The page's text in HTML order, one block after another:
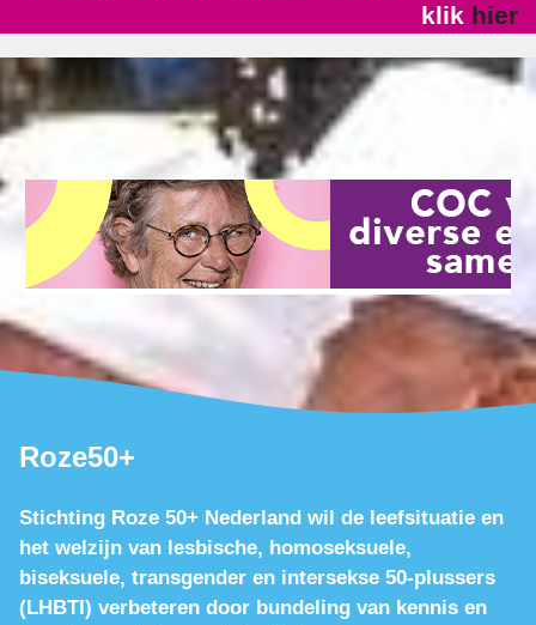
klik hier
Roze50+
Stichting Roze 50+ Nederland wil de leefsituatie en
het welzijn van lesbische, homoseksuele,
biseksuele, transgender en intersekse 50-plussers
(LHBTI) verbeteren door bundeling van kennis en